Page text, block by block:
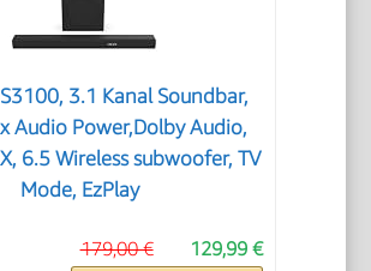
3.1 Kanal Soundbar,
Audio Power,Dolby Audio,
6.5 Wireless subwoofer, TV
Mode, EzPlay
129,99 €
179,00 €